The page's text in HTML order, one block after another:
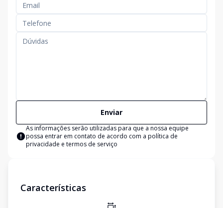
Enviar
As informações serão utilizadas para que a nossa equipe
possa entrar em contato de acordo com a política de
privacidade e termos de serviço
Características